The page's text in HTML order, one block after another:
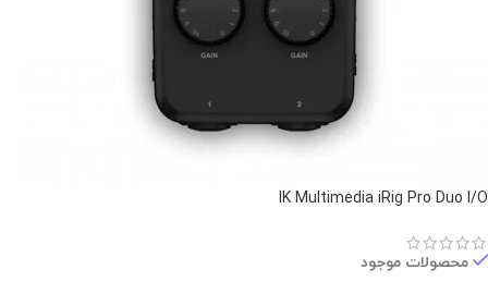
IK Multimedia iRig Pro Duo I/O
محصولات موجود